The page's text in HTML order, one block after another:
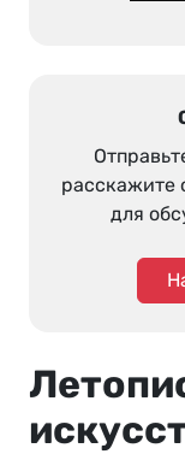
расскажите
для